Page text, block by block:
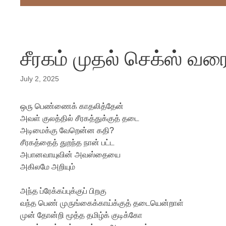
சீரகம் முதல் செக்ஸ்
July 2, 2025
ஒரு பெண்ணைக் காதலித்தேன்
அவள் குலத்தில் சீரகத்துக்குத் தடை
அடிமைக்கு வேறென்ன கதி?
சீரகத்தைத் துறந்த நான் பட்ட
அபானவாயுவின் அவஸ்தையை
அகிலமே அறியும்
அந்த ப்ரேக்கப்புக்குப் பிறகு
வந்த பெண் முருங்கைக்காய்க்குத் தடையென்றாள்
முன் தோன்றி மூத்த தமிழ்க் குடிக்கோ